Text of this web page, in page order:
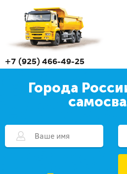
+7 (925) 466-49-25
Города